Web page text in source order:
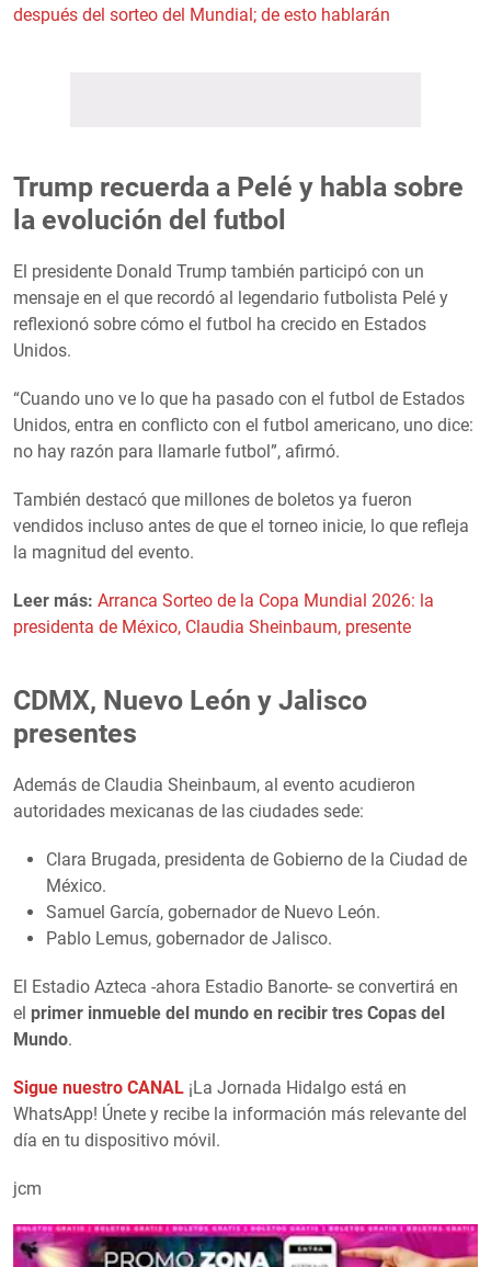
después del sorteo del Mundial; de esto hablarán
Trump recuerda a Pelé y habla sobre
la evolución del futbol
El presidente Donald Trump también participó con un
mensaje en el que recordó al legendario futbolista Pelé y
reflexionó sobre cómo el futbol ha crecido en Estados
Unidos.
“Cuando uno ve lo que ha pasado con el futbol de Estados
Unidos, entra en conflicto con el futbol americano, uno dice:
no hay razón para llamarle futbol”, afirmó.
También destacó que millones de boletos ya fueron
vendidos incluso antes de que el torneo inicie, lo que refleja
la magnitud del evento.
Leer más: Arranca Sorteo de la Copa Mundial 2026: la
presidenta de México, Claudia Sheinbaum, presente
CDMX, Nuevo León y Jalisco
presentes
Además de Claudia Sheinbaum, al evento acudieron
autoridades mexicanas de las ciudades sede:
Clara Brugada, presidenta de Gobierno de la Ciudad de
México.
Samuel García, gobernador de Nuevo León.
Pablo Lemus, gobernador de Jalisco.
El Estadio Azteca -ahora Estadio Banorte- se convertirá en
el primer inmueble del mundo en recibir tres Copas del
Mundo.
Sigue nuestro CANAL ¡La Jornada Hidalgo está en
WhatsApp! Únete y recibe la información más relevante del
día en tu dispositivo móvil.
jcm